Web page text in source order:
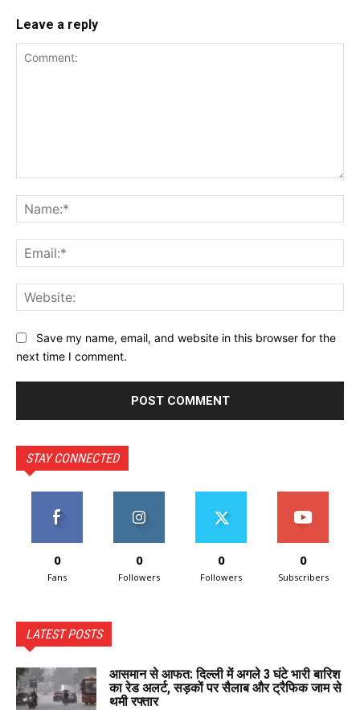
Leave a reply
Save my name, email, and website in this browser for the
next time I comment.
STAY CONNECTED
0
Fans
0
Followers
0
Followers
0
Subscribers
LATEST POSTS
आसमान से आफत: दिल्ली में अगले 3 घंटे भारी बारिश
का रेड अलर्ट, सड़कों पर सैलाब और ट्रैफिक जाम से
थमी रफ्तार